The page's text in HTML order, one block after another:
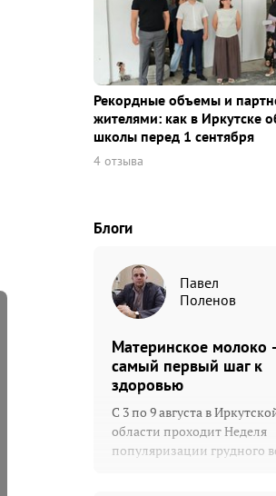
Рекордные объемы и
жителями: как в Иркутске
школы перед 1 сентября
4 отзыва
Блоги
Павел
Поленов
Материнское молоко
самый первый шаг к
здоровью
С 3 по 9 августа в
области проходит Неделя
популяризации грудного